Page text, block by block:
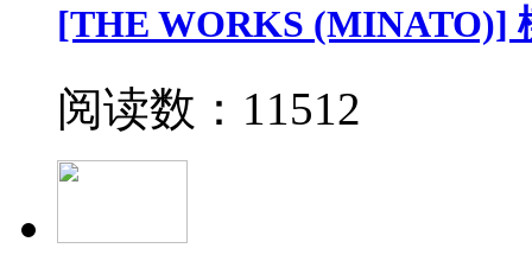
[THE WORKS (MINATO)]
阅读数：11512